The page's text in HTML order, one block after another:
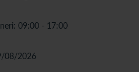
09:00 - 17:00
08/2026